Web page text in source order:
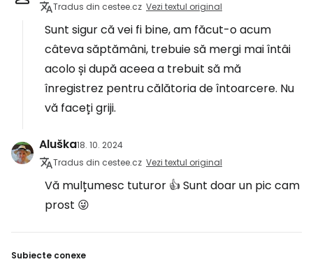
Tradus din cestee.cz Vezi textul original
Sunt sigur că vei fi bine, am făcut-o acum
câteva săptămâni, trebuie să mergi mai întâi
acolo și după aceea a trebuit să mă
înregistrez pentru călătoria de întoarcere. Nu
vă faceți griji.
Aluška18. 10. 2024
Tradus din cestee.cz Vezi textul original
Vă mulțumesc tuturor 👍 Sunt doar un pic cam
prost 😜
Subiecte conexe